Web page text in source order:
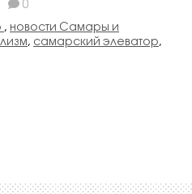
0
, новости Самары и
, самарский элеватор,